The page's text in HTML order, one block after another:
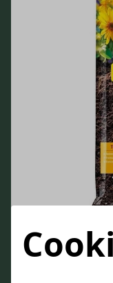
Terreau
Destiné à toutes les